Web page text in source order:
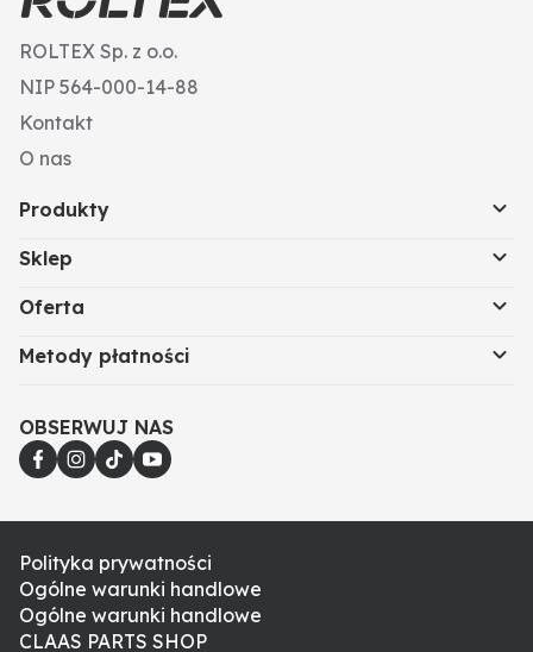
ROLTEX Sp. z o.o.
NIP 564-000-14-88
Kontakt
O nas
Produkty
Sklep
Oferta
Metody płatności
OBSERWUJ NAS
Polityka prywatności
Ogólne warunki handlowe
Ogólne warunki handlowe
CLAAS PARTS SHOP